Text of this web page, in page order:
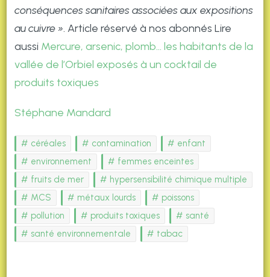
conséquences sanitaires associées aux expositions
au cuivre ». Article réservé à nos abonnés Lire
aussi Mercure, arsenic, plomb… les habitants de la
vallée de l’Orbiel exposés à un cocktail de
produits toxiques
Stéphane Mandard
céréales contamination
enfant
environnement
femmes enceintes
fruits de mer
hypersensibilité chimique multiple
MCS
métaux lourds
poissons
pollution
produits toxiques
santé
santé environnementale
tabac